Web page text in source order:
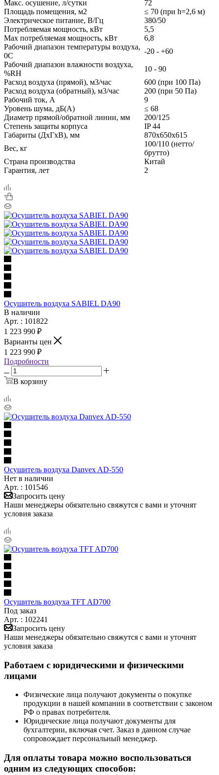
Макс. осушение, л/сутки
72
Площадь помещения, м2
≤ 70 (при h=2,6 м)
Электрическое питание, В/Гц
380/50
Потребляемая мощность, кВт
5,5
Max потребляемая мощность, кВт
6,8
Рабочий диапазон температуры воздуха,
0С
-20 - +60
Рабочий диапазон влажности воздуха,
%RH
10 - 90
Расход воздуха (прямой), м3/час
600 (при 100 Па)
Расход воздуха (обратный), м3/час
200 (при 50 Па)
Рабочий ток, А
9
Уровень шума, дБ(A)
≤ 68
Диаметр прямой/обратной линии, мм
200/125
Степень защиты корпуса
IP 44
Габариты (ДxГxВ), мм
870х650x615
Вес, кг
100/110 (нетто/
брутто)
Страна производства
Китай
Гарантия, лет
2
Осушитель воздуха SABIEL DA90
В наличии
Арт. : 101822
1 223 990 ₽
Варианты цен
1 223 990 ₽
Подробности
В корзину
Осушитель воздуха Danvex AD-550
Нет в наличии
Арт. : 101546
Запросить цену
Наши менеджеры обязательно свяжутся с вами и уточнят
условия заказа
Осушитель воздуха TFT AD700
Под заказ
Арт. : 102241
Запросить цену
Наши менеджеры обязательно свяжутся с вами и уточнят
условия заказа
Работаем с юридическими и физическими
лицами
Физические лица получают документы о покупке
продукции в нашей компании в соответствии с законом
РФ о правах потребителя.
Юридические лица получают документы для
бухгалтерии, включая счет. Заказ в данном случае
сопровождает персональный менеджер.
Для оплаты товара можно воспользоваться
одним из следующих способов: